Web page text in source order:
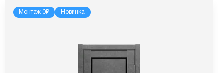
Монтаж 0₽ Новинка